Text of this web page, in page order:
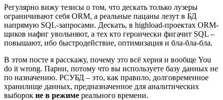
Регулярно вижу тезисы о том, что дескать только лузеры
ограничивают себя ORM, а реальные пацаны лезут в БД
напрямую SQL-запросами. Дескать, в highload-проектах ORM-
щиков нафиг увольняют, а тех кто героически фигачит SQL –
повышают, ибо быстродействие, оптимизация и бла-бла-бла.
В этом посте я расскажу, почему это всё херня и вообще You
do it wrong. Парни, потому что вы используете базу данных не
по назначению. РСУБД – это, как правило, долговременное
хранилище данных, предназначенное для аналитических
выборок не в режиме реального времени.